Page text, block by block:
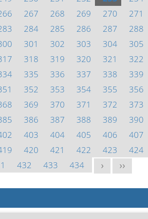
267 268 269 270 271
284 285 286 287 288
301 302 303 304 305
318 319 320 321 322
335 336 337 338 339
352 353 354 355 356
369 370 371 372 373
386 387 388 389 390
403 404 405 406 407
420 421 422 423 424
432 433 434 > >>